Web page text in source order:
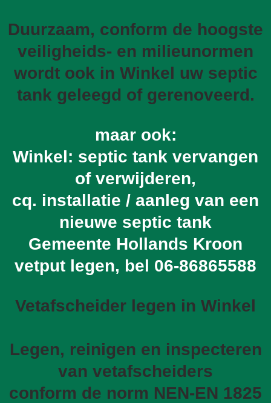
Duurzaam, conform de hoogste
veiligheids- en milieunormen
wordt ook in Winkel uw septic
tank geleegd of gerenoveerd.
maar ook:
Winkel: septic tank vervangen
of verwijderen,
cq. installatie / aanleg van een
nieuwe septic tank
Gemeente Hollands Kroon
vetput legen, bel 06-86865588
Vetafscheider legen in Winkel
Legen, reinigen en inspecteren
van vetafscheiders
conform de norm NEN-EN 1825